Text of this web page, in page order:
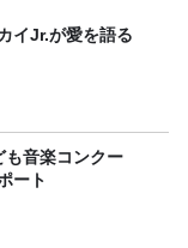
イJr.が愛を語る
も音楽コンクー
ート